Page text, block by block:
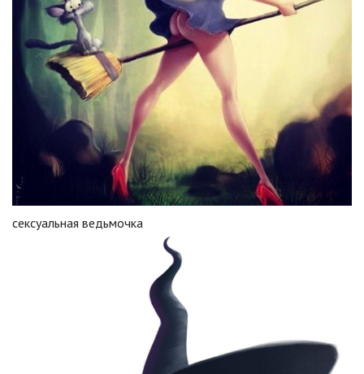
сексуальная ведьмочка